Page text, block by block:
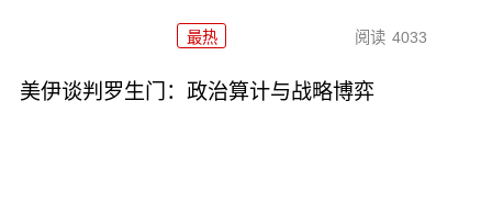
最热 阅读 4033
美伊谈判罗生门：政治算计与战略博弈